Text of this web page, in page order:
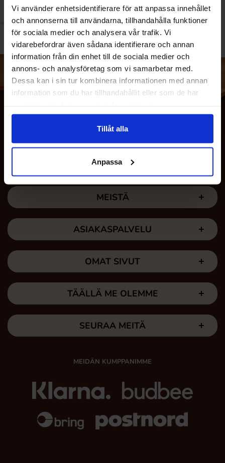
Vi använder enhetsidentifierare för att anpassa innehållet
och annonserna till användarna, tillhandahålla funktioner
för sociala medier och analysera vår trafik. Vi
vidarebefordrar även sådana identifierare och annan
information från din enhet till de sociala medier och
annons- och analysföretag som vi samarbetar med.
Dessa kan i sin tur kombinera informationen med annan
information som du har tillhandahållit eller som de har
Tillåt alla
Anpassa
MEISTÄ
ASIAKASPALVELU
OMAT SIVUT
TÄÄLLÄ ME OLEMME
SEURAA MEITÄ
MEIDÄN KUMPPANIMME